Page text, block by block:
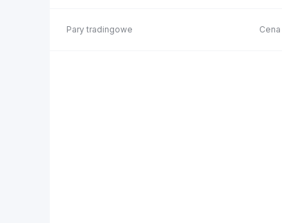
Pary tradingowe